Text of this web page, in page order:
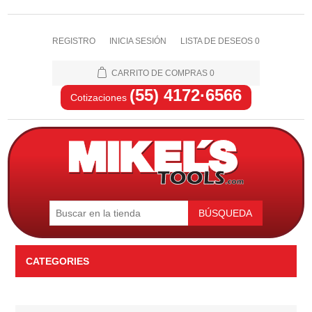
REGISTRO INICIA SESIÓN LISTA DE DESEOS 0
CARRITO DE COMPRAS 0
Cotizaciones (55) 4172·6566
BÚSQUEDA
CATEGORIES